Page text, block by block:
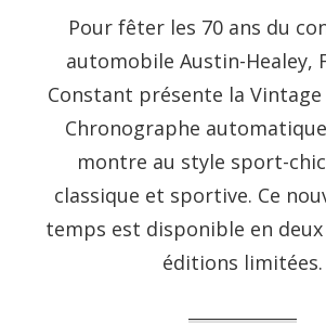
Pour fêter les 70 ans du
automobile Austin-Healey,
Constant présente la Vintage
Chronographe
montre au style sport-
classique et sportive. Ce
temps est disponible en
éditions limitées.